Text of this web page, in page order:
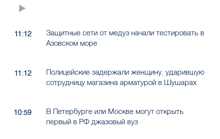
11:12
Защитные сети от медуз начали тестировать в
Азовском море
11:12
Полицейские задержали женщину, ударившую
сотрудницу магазина арматурой в Шушарах
10:59
В Петербурге или Москве могут открыть
первый в РФ джазовый вуз